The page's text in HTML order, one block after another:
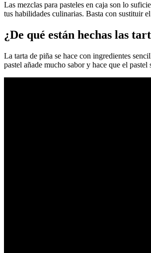
Las mezclas para pasteles en caja son lo
tus habilidades culinarias. Basta con sustituir
¿De qué están hechas las
La tarta de piña se hace con ingredientes
pastel añade mucho sabor y hace que el